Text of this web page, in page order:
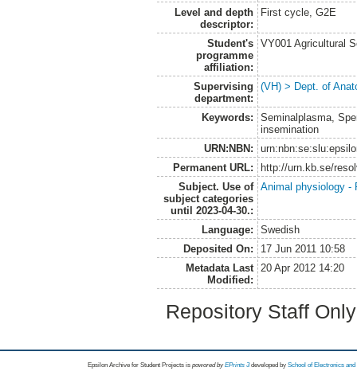
Level and depth
descriptor:
First cycle, G2E
Student's
programme
affiliation:
VY001 Agricultural
Supervising
department:
(VH) > Dept. of
Keywords:
Seminalplasma,
insemination
URN:NBN:
Permanent URL:
http://urn.kb.se/
Subject. Use of
subject categories
until 2023-04-30.:
Animal physiology -
Language:
Swedish
Deposited On:
17 Jun 2011 10:58
Metadata Last
Modified:
20 Apr 2012 14:20
Repository Staff
Epsilon Archive for Student Projects is powored byEPrints 3 developed by School of Electronics